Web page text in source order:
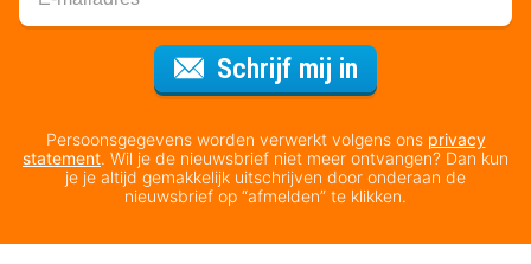
Schrijf mij in
Persoonsgegevens worden verwerkt volgens ons privacy
statement. Wil je de nieuwsbrief niet meer ontvangen? Dan kun
je je altijd gemakkelijk uitschrijven door onderaan de
nieuwsbrief op “afmelden” te klikken.